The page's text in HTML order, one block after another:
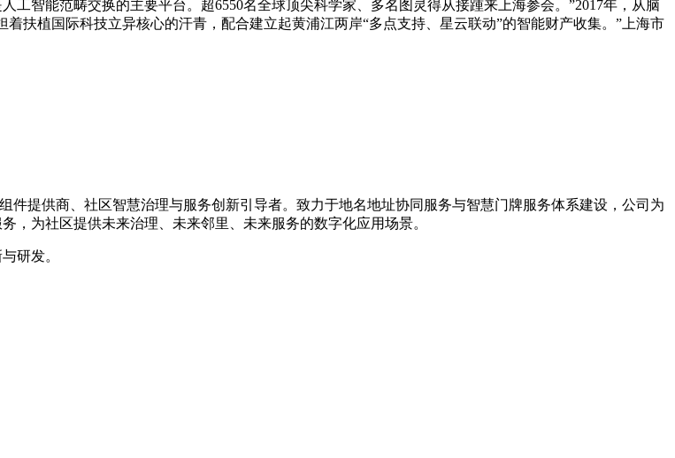
智能范畴交换的主要平台。超6550名全球顶尖科学家、多名图灵得从接踵来上海参会。”2017年，从脑
扶植国际科技立异核心的汗青，配合建立起黄浦江两岸“多点支持、星云联动”的智能财产收集。”上海市
件提供商、社区智慧治理与服务创新引导者。致力于地名地址协同服务与智慧门牌服务体系建设，公司为
，为社区提供未来治理、未来邻里、未来服务的数字化应用场景。
研发。